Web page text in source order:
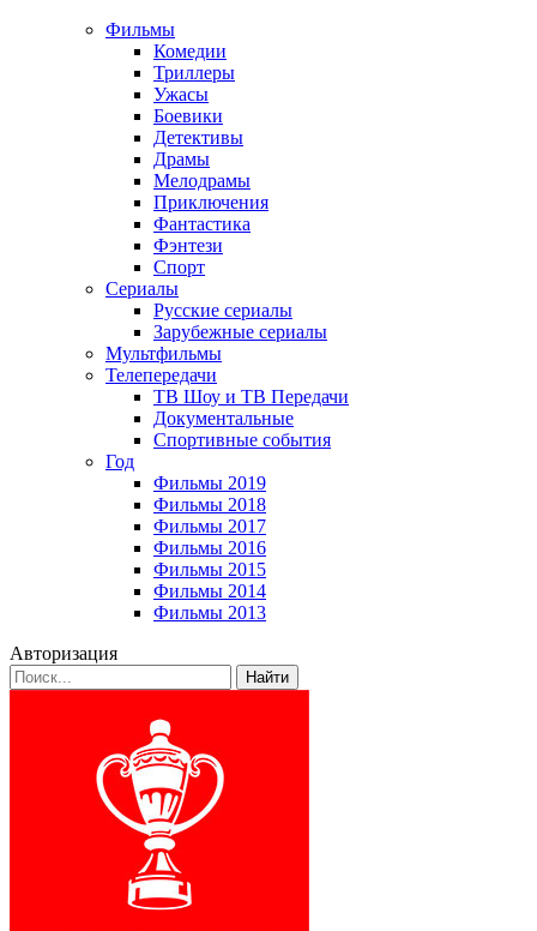
Фильмы
Комедии
Триллеры
Ужасы
Боевики
Детективы
Драмы
Мелодрамы
Приключения
Фантастика
Фэнтези
Спорт
Сериалы
Русские сериалы
Зарубежные сериалы
Мультфильмы
Телепередачи
ТВ Шоу и ТВ Передачи
Документальные
Спортивные события
Год
Фильмы 2019
Фильмы 2018
Фильмы 2017
Фильмы 2016
Фильмы 2015
Фильмы 2014
Фильмы 2013
Авторизация
Найти